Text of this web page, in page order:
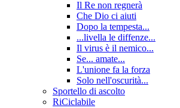
Il Re non regnerà
Che Dio ci aiuti
Dopo la tempesta...
...livella le diffenze...
Il virus è il nemico...
Se... amate...
L'unione fa la forza
Solo nell'oscurità...
Sportello di ascolto
RiCiclabile